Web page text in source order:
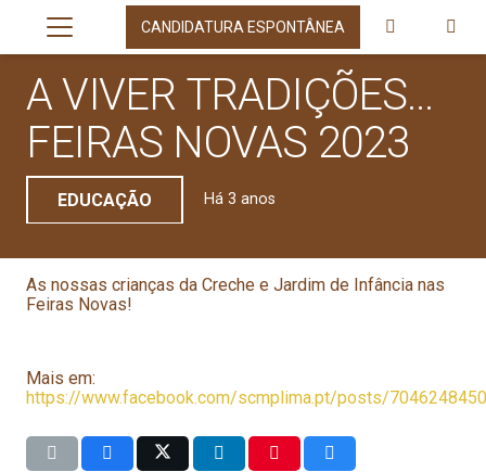
CANDIDATURA ESPONTÂNEA
A VIVER TRADIÇÕES…
FEIRAS NOVAS 2023
EDUCAÇÃO Há 3 anos
As nossas crianças da Creche e Jardim de Infância nas
Feiras Novas!
Mais em:
https://www.facebook.com/scmplima.pt/posts/